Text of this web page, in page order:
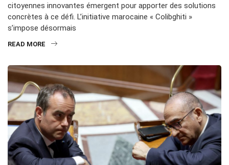
citoyennes innovantes émergent pour apporter des solutions
concrètes à ce défi. L’initiative marocaine « Colibghiti »
s’impose désormais
READ MORE